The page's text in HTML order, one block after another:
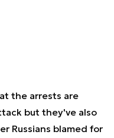
the arrests are
but they've also
Russians blamed for